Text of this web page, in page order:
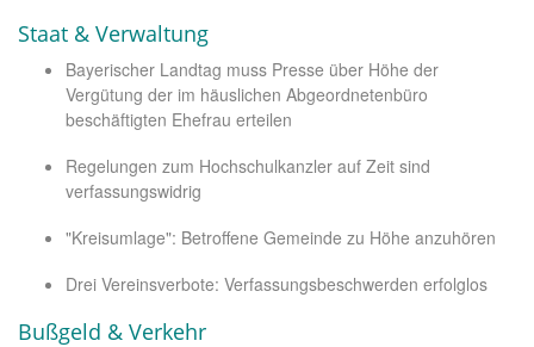
Staat & Verwaltung
Bayerischer Landtag muss Presse über Höhe der
Vergütung der im häuslichen Abgeordnetenbüro
beschäftigten Ehefrau erteilen
Regelungen zum Hochschulkanzler auf Zeit sind
verfassungswidrig
"Kreisumlage": Betroffene Gemeinde zu Höhe anzuhören
Drei Vereinsverbote: Verfassungsbeschwerden erfolglos
Bußgeld & Verkehr